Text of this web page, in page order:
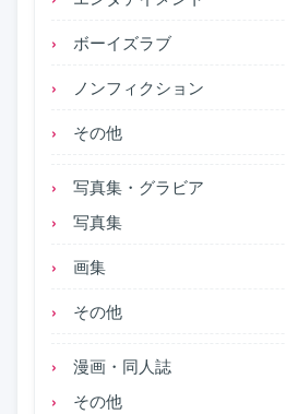
ボーイズラブ
ノンフィクション
その他
写真集・グラビア
写真集
画集
その他
漫画・同人誌
その他